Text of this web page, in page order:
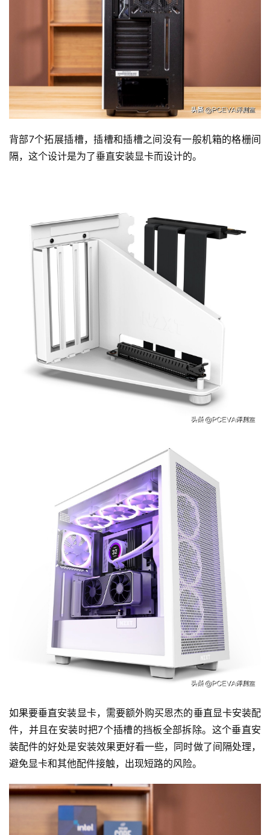
资
讯
评
测
背部7个拓展插槽，插槽和插槽之间没有一般机箱的格栅间
隔，这个设计是为了垂直安装显卡而设计的。
如果要垂直安装显卡，需要额外购买恩杰的垂直显卡安装配
件，并且在安装时把7个插槽的挡板全部拆除。这个垂直安
装配件的好处是安装效果更好看一些，同时做了间隔处理，
避免显卡和其他配件接触，出现短路的风险。